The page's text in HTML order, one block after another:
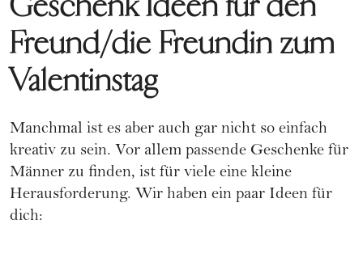
Freund/die Freundin zum
Valentinstag
Manchmal ist es aber auch gar nicht so einfach
kreativ zu sein. Vor allem passende Geschenke für
Männer zu finden, ist für viele eine kleine
Herausforderung. Wir haben ein paar Ideen für
dich: